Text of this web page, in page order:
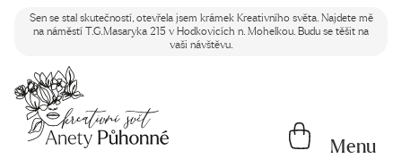
Sen se stal skutečností, otevřela jsem krámek Kreativního světa. Najdete mě
na náměstí T.G.Masaryka 215 v Hodkovicích n. Mohelkou. Budu se těšit na
vaši návštěvu.
Menu